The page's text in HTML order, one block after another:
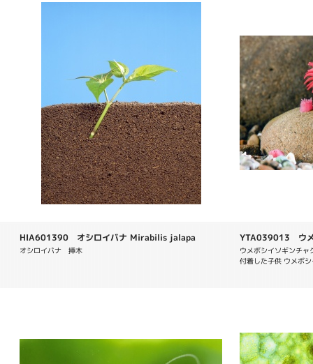
HIA601390 オシロイバナ Mirabilis jalapa
オシロイバナ　挿木
YTA039013 ウ
equina
ウメボシイソギンチ
付着した子供 ウメボ